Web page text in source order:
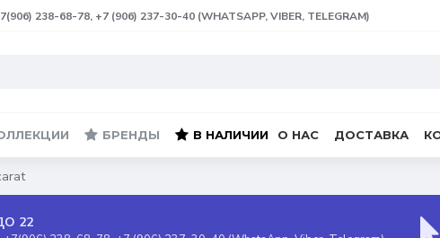
238-68-78, +7 (906) 237-30-40 (WHATSAPP, VIBER, TELEGRAM)
БРЕНДЫ В НАЛИЧИИ О НАС ДОСТАВКА
22